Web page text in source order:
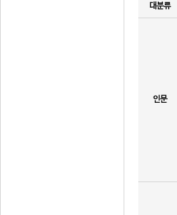
대분류
인문